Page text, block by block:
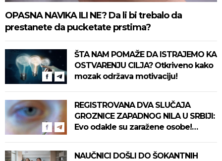
OPASNA NAVIKA ILI NE? Da li bi trebalo da
prestanete da pucketate prstima?
ŠTA NAM POMAŽE DA ISTRAJEMO KA
OSTVARENJU CILJA? Otkriveno kako
mozak održava motivaciju!
REGISTROVANA DVA SLUČAJA
GROZNICE ZAPADNOG NILA U SRBIJI:
Evo odakle su zaražene osobe!
NAUČNICI DOŠLI DO ŠOKANTNIH